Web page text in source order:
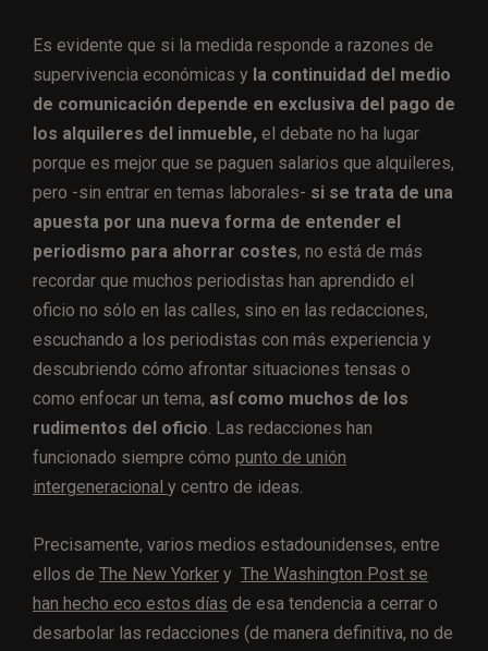
Es evidente que si la medida responde a razones de
supervivencia económicas y la continuidad del medio
de comunicación depende en exclusiva del pago de
los alquileres del inmueble, el debate no ha lugar
porque es mejor que se paguen salarios que alquileres,
pero -sin entrar en temas laborales- si se trata de una
apuesta por una nueva forma de entender el
periodismo para ahorrar costes, no está de más
recordar que muchos periodistas han aprendido el
oficio no sólo en las calles, sino en las redacciones,
escuchando a los periodistas con más experiencia y
descubriendo cómo afrontar situaciones tensas o
como enfocar un tema, así como muchos de los
rudimentos del oficio. Las redacciones han
funcionado siempre cómo punto de unión
intergeneracional y centro de ideas.
Precisamente, varios medios estadounidenses, entre
ellos de The New Yorker y The Washington Post se
han hecho eco estos días de esa tendencia a cerrar o
desarbolar las redacciones (de manera definitiva, no de